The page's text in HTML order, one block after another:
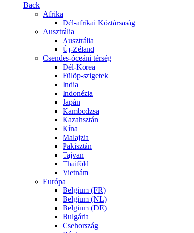
Back
Afrika
Dél-afrikai Köztársaság
Ausztrália
Ausztrália
Új-Zéland
Csendes-óceáni térség
Dél-Korea
Fülöp-szigetek
India
Indonézia
Japán
Kambodzsa
Kazahsztán
Kína
Malajzia
Pakisztán
Tajvan
Thaiföld
Vietnám
Európa
Belgium (FR)
Belgium (NL)
Belgium (DE)
Bulgária
Csehország